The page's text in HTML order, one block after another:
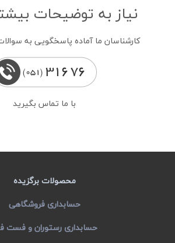
نیاز به توضیحات
کارشناسان ما آماده پاسخگویی به
با ما تماس بگیرید
محصولات برگزیده
حسابداری فروشگاهی
حسابداری رستوران و فست